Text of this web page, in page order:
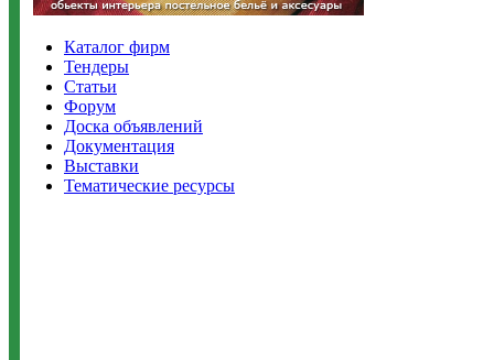
Каталог фирм
Тендеры
Статьи
Форум
Доска объявлений
Документация
Выставки
Тематические ресурсы